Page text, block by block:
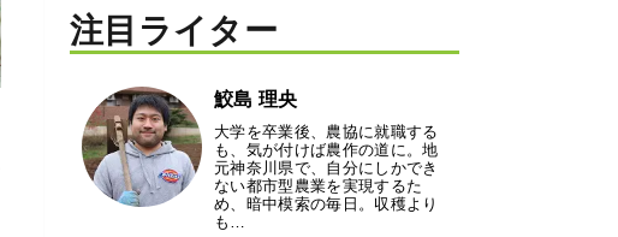
注目ライター
鮫島 理央
大学を卒業後、農協に就職する
も、気が付けば農作の道に。地
元神奈川県で、自分にしかでき
ない都市型農業を実現するた
め、暗中模索の毎日。収穫より
も…